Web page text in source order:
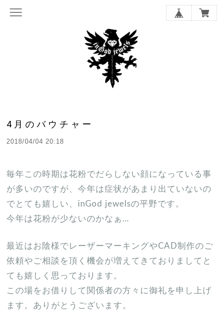
4月のバウチャー
2018/04/04 20:18
毎年この時期は花粉でだらしない顔になっている事
が多いのですが、今年は症状があまり出ていないの
でとても嬉しい、inGod jewelsの平野です。
今年は花粉が少ないのかなぁ…
最近はお陰様でレーザーマーキングやCAD制作のご
依頼やご相談を頂く機会が増えてきておりましてと
ても嬉しく思っております。
この場をお借りして関係者の方々に御礼を申し上げ
ます。ありがとうございます。